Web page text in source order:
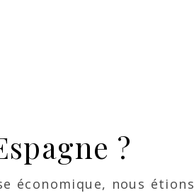
?
économique, nous étions